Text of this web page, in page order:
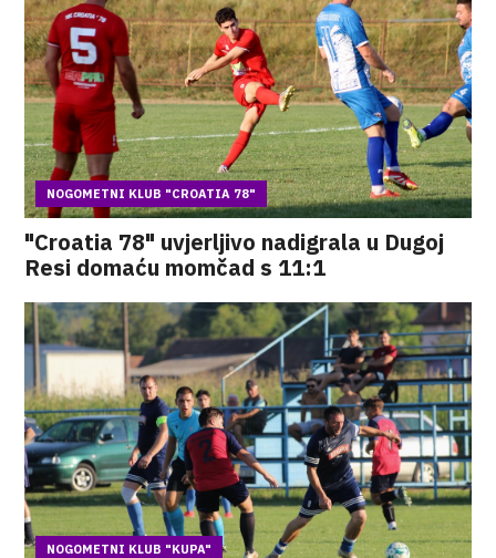
NOGOMETNI KLUB "CROATIA 78"
"Croatia 78" uvjerljivo nadigrala u Dugoj
Resi domaću momčad s 11:1
NOGOMETNI KLUB "KUPA"